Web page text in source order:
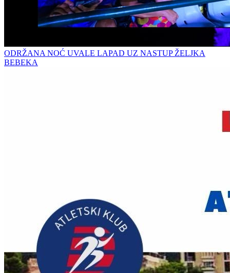
ODRŽANA NOĆ UVALE LAPAD UZ NASTUP ŽELJKA
BEBEKA